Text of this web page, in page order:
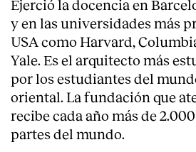
Ejerció la docencia en
y en las universidades más
USA como Harvard,
Yale. Es el arquitecto más
por los estudiantes del
oriental. La fundación que
recibe cada año más de
partes del mundo.